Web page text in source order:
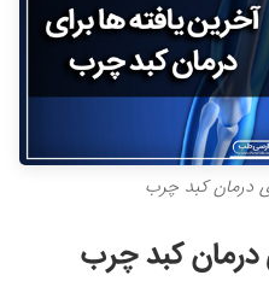
درمان کبد چرب
درمان کبد چرب